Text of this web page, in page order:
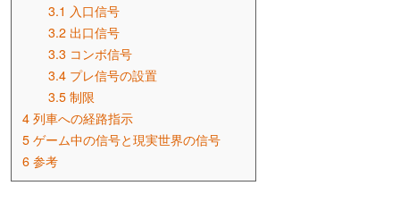
3.1 入口信号
3.2 出口信号
3.3 コンボ信号
3.4 プレ信号の設置
3.5 制限
4 列車への経路指示
5 ゲーム中の信号と現実世界の信号
6 参考